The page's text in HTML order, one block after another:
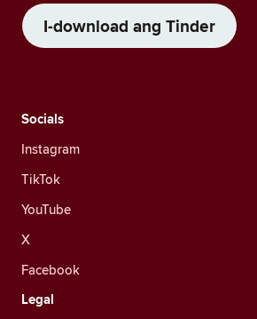
I-download ang Tinder
Socials
Instagram
TikTok
YouTube
X
Facebook
Legal